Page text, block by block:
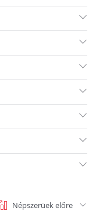
Népszerüek előre